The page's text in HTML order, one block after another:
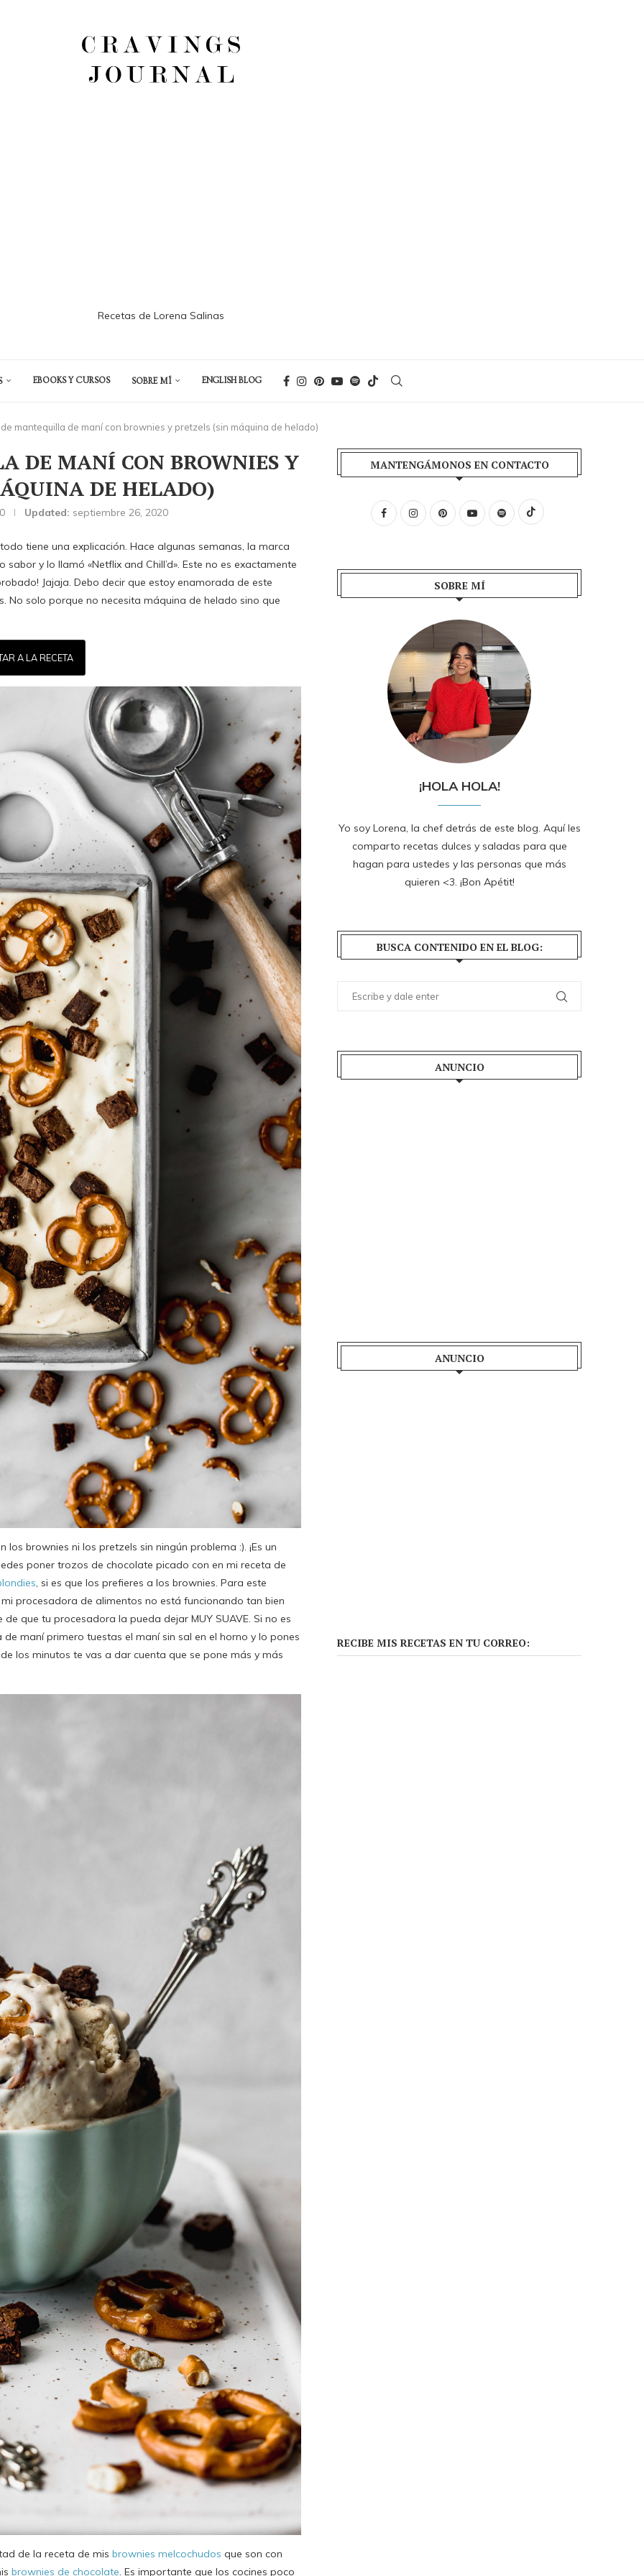
Recetas de Lorena Salinas
EBOOKS Y CURSOS SOBRE MÍ ENGLISH BLOG
mantequilla de maní con brownies y pretzels (sin máquina de helado)
DE MANÍ CON BROWNIES Y
DE HELADO)
Updated: septiembre 26, 2020
tiene una explicación. Hace algunas semanas, la marca
y lo llamó «Netflix and Chill’d». Este no es exactamente
Jajaja. Debo decir que estoy enamorada de este
No solo porque no necesita máquina de helado sino que
A LA RECETA
brownies ni los pretzels sin ningún problema :). ¡Es un
poner trozos de chocolate picado con en mi receta de
, si es que los prefieres a los brownies. Para este
procesadora de alimentos no está funcionando tan bien
que tu procesadora la pueda dejar MUY SUAVE. Si no es
maní primero tuestas el maní sin sal en el horno y lo pones
los minutos te vas a dar cuenta que se pone más y más
de la receta de mis brownies melcochudos que son con
brownies de chocolate. Es importante que los cocines poco
MANTENGÁMONOS EN CONTACTO
SOBRE MÍ
¡HOLA HOLA!
Yo soy Lorena, la chef detrás de este blog. Aquí les
comparto recetas dulces y saladas para que
hagan para ustedes y las personas que más
quieren <3. ¡Bon Apétit!
BUSCA CONTENIDO EN EL BLOG:
ANUNCIO
ANUNCIO
RECIBE MIS RECETAS EN TU CORREO: